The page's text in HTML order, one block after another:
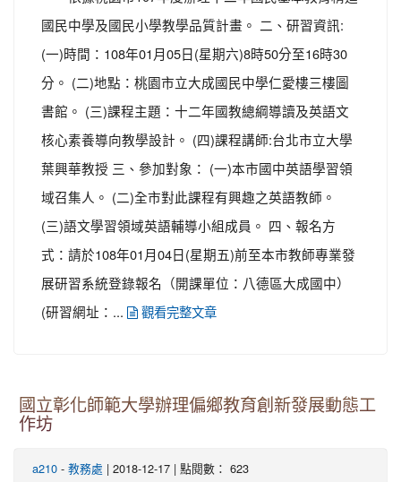
國民中學及國民小學教學品質計畫。 二、研習資訊:
(一)時間：108年01月05日(星期六)8時50分至16時30
分。 (二)地點：桃園市立大成國民中學仁愛樓三樓圖
書館。 (三)課程主題：十二年國教總綱導讀及英語文
核心素養導向教學設計。 (四)課程講師:台北市立大學
葉興華教授 三、參加對象： (一)本市國中英語學習領
域召集人。 (二)全市對此課程有興趣之英語教師。
(三)語文學習領域英語輔導小組成員。 四、報名方
式：請於108年01月04日(星期五)前至本市教師專業發
展研習系統登錄報名（開課單位：八德區大成國中）
(研習網址：...
觀看完整文章
國立彰化師範大學辦理偏鄉教育創新發展動態工
作坊
a210 - 教務處 | 2018-12-17 | 點閱數： 623